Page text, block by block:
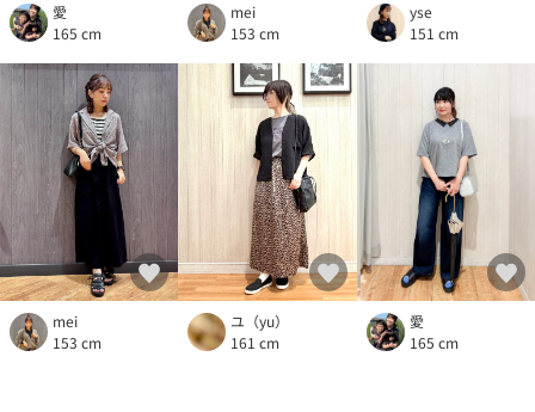
愛
165 cm
mei
153 cm
yse
151 cm
mei
153 cm
ユ（yu）
161 cm
愛
165 cm